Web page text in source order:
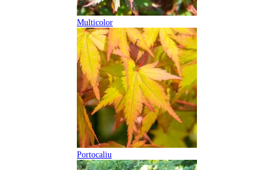
Multicolor
Portocaliu